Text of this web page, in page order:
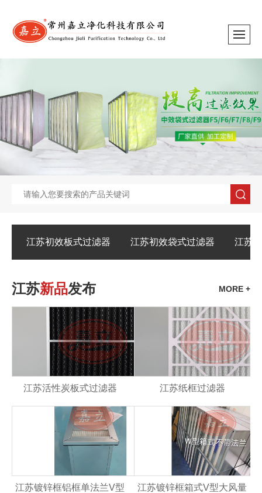
江苏初效板式过滤器 江苏初效袋式过滤器 江苏
江苏新品发布 MORE +
江苏活性炭板式过滤器 江苏纸框过滤器
江苏镀锌框铝框单法兰V型 江苏镀锌框箱式V型大风量